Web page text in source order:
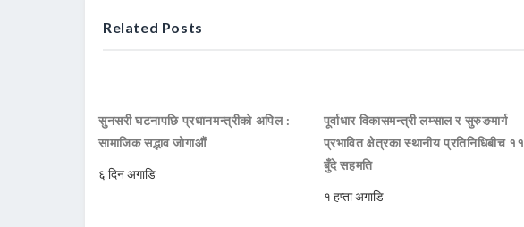
Related Posts
सुनसरी घटनापछि प्रधानमन्त्रीको अपिल :
सामाजिक सद्भाव जोगाऔं
६ दिन अगाडि
पूर्वाधार विकासमन्त्री लम्साल र सुरुङमार्ग
प्रभावित क्षेत्रका स्थानीय प्रतिनिधिबीच ११
बुँदे सहमति
१ हप्ता अगाडि